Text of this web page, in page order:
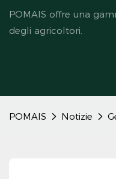
POMAIS offre una
degli agricoltori.
POMAIS Notizie